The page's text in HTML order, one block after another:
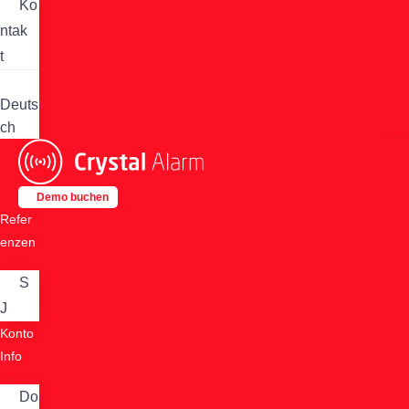
Ko
ntak
t
Deuts
ch
Demo buchen
Refer
enzen
S
J
Konto
Info
Do